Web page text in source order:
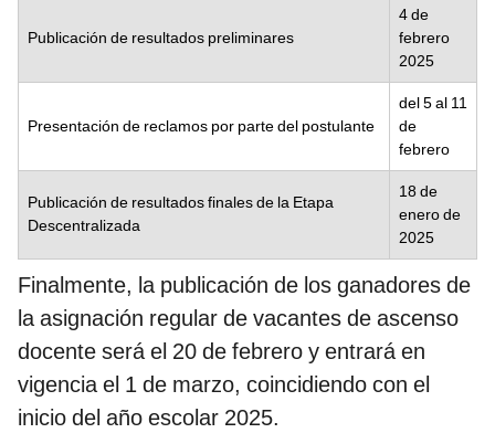
Publicación de resultados preliminares
4 de
febrero
2025
Presentación de reclamos por parte del postulante
del 5 al 11
de
febrero
Publicación de resultados finales de la Etapa
Descentralizada
18 de
enero de
2025
Finalmente, la publicación de los ganadores de
la asignación regular de vacantes de ascenso
docente será el 20 de febrero y entrará en
vigencia el 1 de marzo, coincidiendo con el
inicio del año escolar 2025.